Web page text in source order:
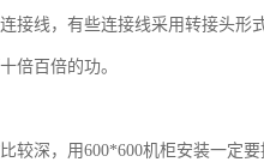
接线，有些连接线采用转接头
倍百倍的功。
较深，用600*600机柜安装一定